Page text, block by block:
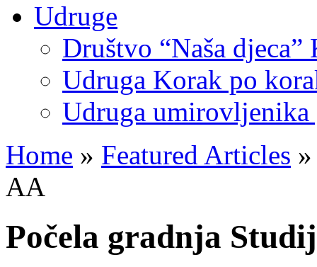
Udruge
Društvo “Naša djeca”
Udruga Korak po
Udruga umirovljenika
Home » Featured Articles »
AA
Počela gradnja